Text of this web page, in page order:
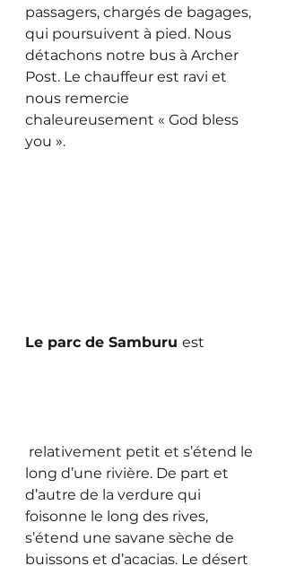
passagers, chargés de bagages,
qui poursuivent à pied. Nous
détachons notre bus à Archer
Post. Le chauffeur est ravi et
nous remercie
chaleureusement « God bless
you ».
Le parc de Samburu est
long d’une rivière. De part et
d’autre de la verdure qui
foisonne le long des rives,
s’étend une savane sèche de
buissons et d’acacias. Le désert